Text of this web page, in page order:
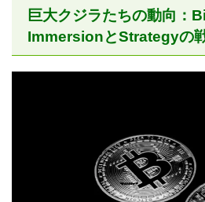
巨大クジラたちの動向：
ImmersionとStrategyの